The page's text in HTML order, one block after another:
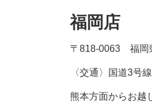
福岡店
〒818-0063 福岡
〈交通〉国道3号
熊本方面からお越